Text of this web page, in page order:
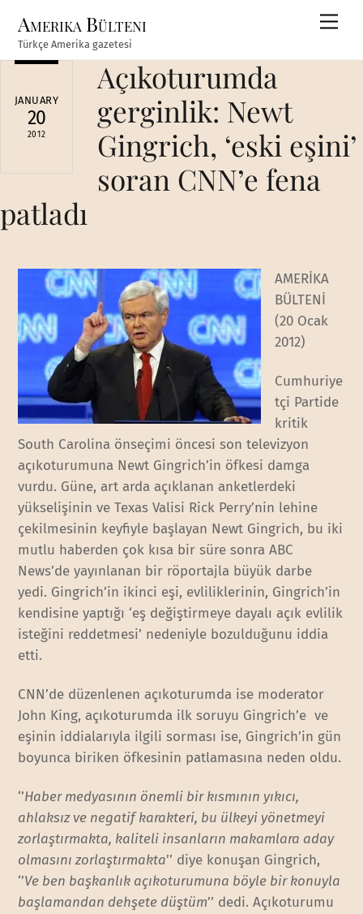
content
Amerika Bülteni
Türkçe Amerika gazetesi
JANUARY
20
2012
Açıkoturumda
gerginlik: Newt
Gingrich, ‘eski eşini’
soran CNN’e fena
patladı
AMERİKA
BÜLTENİ
(20 Ocak
2012)
Cumhuriye
tçi Partide
kritik
South Carolina önseçimi öncesi son televizyon
açıkoturumuna Newt Gingrich’in öfkesi damga
vurdu. Güne, art arda açıklanan anketlerdeki
yükselişinin ve Texas Valisi Rick Perry’nin lehine
çekilmesinin keyfiyle başlayan Newt Gingrich, bu iki
mutlu haberden çok kısa bir süre sonra ABC
News’de yayınlanan bir röportajla büyük darbe
yedi. Gingrich’in ikinci eşi, evliliklerinin, Gingrich’in
kendisine yaptığı ‘eş değiştirmeye dayalı açık evlilik
isteğini reddetmesi’ nedeniyle bozulduğunu iddia
etti.
CNN’de düzenlenen açıkoturumda ise moderator
John King, açıkoturumda ilk soruyu Gingrich’e ve
eşinin iddialarıyla ilgili sorması ise, Gingrich’in gün
boyunca biriken öfkesinin patlamasına neden oldu.
‘’Haber medyasının önemli bir kısmının yıkıcı,
ahlaksız ve negatif karakteri, bu ülkeyi yönetmeyi
zorlaştırmakta, kaliteli insanların makamlara aday
olmasını zorlaştırmakta’’ diye konuşan Gingrich,
‘’Ve ben başkanlık açıkoturumuna böyle bir konuyla
başlamandan dehşete düştüm’’ dedi. Açıkoturumu